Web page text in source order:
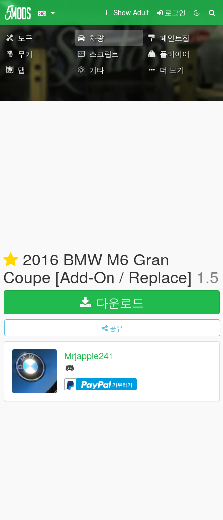
Show Adult 로그인
도구 차량
페인트잡
무기
스크립트
플레이어
맵
기타 더 보기
2016 BMW M6 Gran
Coupe [Add-On / Replace] 1.5
다운로드
공유
Mrjappie241
기부하기